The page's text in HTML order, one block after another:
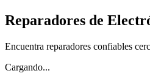
Reparadores de
Encuentra reparadores confiables
Cargando...